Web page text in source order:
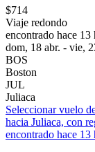
$714
Viaje redondo
encontrado hace 13
dom, 18 abr. - vie,
BOS
Boston
JUL
Juliaca
Seleccionar vuelo
hacia Juliaca, con
encontrado hace 13